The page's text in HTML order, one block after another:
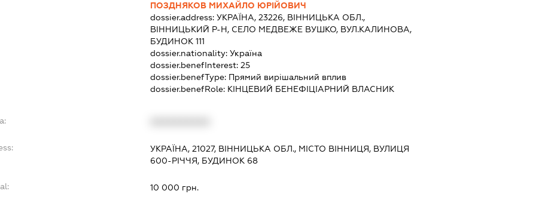
ПОЗДНЯКОВ МИХАЙЛО ЮРІЙОВИЧ
dossier.address: УКРАЇНА, 23226, ВІННИЦЬКА ОБЛ.,
ВІННИЦЬКИЙ Р-Н, СЕЛО МЕДВЕЖЕ ВУШКО, ВУЛ.КАЛИНОВА,
БУДИНОК 111
dossier.nationality: Україна
dossier.benefInterest: 25
dossier.benefType: Прямий вирішальний вплив
dossier.benefRole: КІНЦЕВИЙ БЕНЕФІЦІАРНИЙ ВЛАСНИК
УКРАЇНА, 21027, ВІННИЦЬКА ОБЛ., МІСТО ВІННИЦЯ, ВУЛИЦЯ
600-РІЧЧЯ, БУДИНОК 68
10 000 грн.